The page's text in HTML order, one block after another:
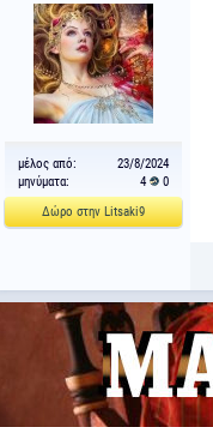
μέλος από:
23/8/2024
μηνύματα:
4
0
Δώρο στην Litsaki9